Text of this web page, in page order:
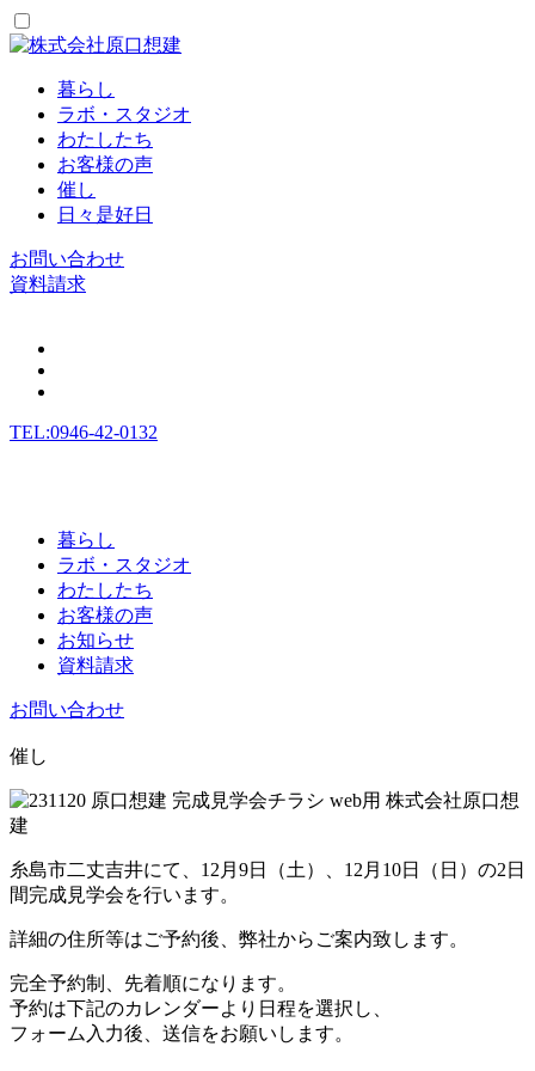
暮らし
ラボ・スタジオ
わたしたち
お客様の声
催し
日々是好日
お問い合わせ
資料請求
TEL:0946-42-0132
暮らし
ラボ・スタジオ
わたしたち
お客様の声
お知らせ
資料請求
お問い合わせ
催し
糸島市二丈吉井にて、12月9日（土）、12月10日（日）の2日
間完成見学会を行います。
詳細の住所等はご予約後、弊社からご案内致します。
完全予約制、先着順になります。
予約は下記のカレンダーより日程を選択し、
フォーム入力後、送信をお願いします。